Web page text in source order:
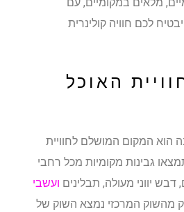
לכם חוויה קולינרית
האוכל
המקום המושלם לחוויית
גבינות מקומיות מכל רחבי
יווני מעולה, תבליניםועשבי
המרכזי נמצא השוק של